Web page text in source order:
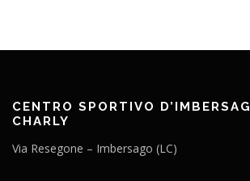
CENTRO SPORTIVO
CHARLY
Via Resegone – Imbersago (LC)